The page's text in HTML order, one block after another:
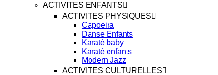
ACTIVITES ENFANTS
ACTIVITES PHYSIQUES
Capoeira
Danse Enfants
Karaté baby
Karaté enfants
Modern Jazz
ACTIVITES CULTURELLES